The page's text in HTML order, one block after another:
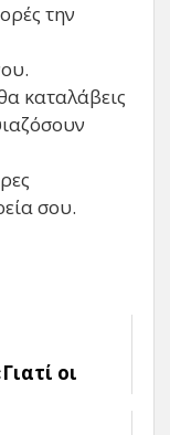
την
καταλάβεις
σου.
οι